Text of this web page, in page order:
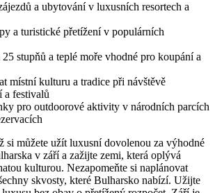
a ubytování v luxusních resortech a
a turistické přetížení v populárních
stupňů a teplé moře vhodné pro koupání a
místní kulturu a tradice při návštěvě
a festivalů
pro outdoorové aktivity v národních parcích
si můžete užít luxusní dovolenou za výhodné
v září a zažijte zemi, která oplývá
kulturou. Nezapomeňte si naplánovat
skvosty, které Bulharsko nabízí. Užijte